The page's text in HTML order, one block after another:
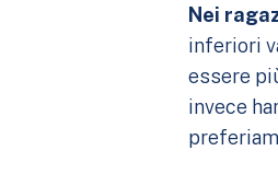
Nei
inferiori
essere
invece